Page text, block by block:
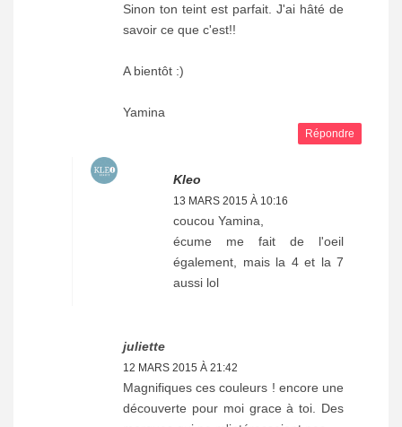
Sinon ton teint est parfait. J'ai hâté de
savoir ce que c'est!!
A bientôt :)
Yamina
Répondre
Kleo
13 MARS 2015 À 10:16
coucou Yamina,
écume me fait de l'oeil
également, mais la 4 et la 7
aussi lol
juliette
12 MARS 2015 À 21:42
Magnifiques ces couleurs ! encore une
découverte pour moi grace à toi. Des